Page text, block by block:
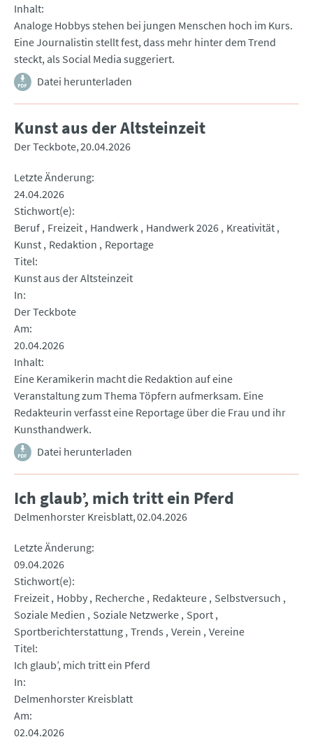
Inhalt
Analoge Hobbys stehen bei jungen Menschen hoch im Kurs.
Eine Journalistin stellt fest, dass mehr hinter dem Trend
steckt, als Social Media suggeriert.
Datei herunterladen
Kunst aus der Altsteinzeit
Der Teckbote 20.04.2026
Letzte Änderung
24.04.2026
Stichwort(e)
Beruf Freizeit Handwerk Handwerk 2026 Kreativität
Kunst Redaktion
Reportage
Titel
Kunst aus der Altsteinzeit
In
Der Teckbote
Am
20.04.2026
Inhalt
Eine Keramikerin macht die Redaktion auf eine
Veranstaltung zum Thema Töpfern aufmerksam. Eine
Redakteurin verfasst eine Reportage über die Frau und ihr
Kunsthandwerk.
Datei herunterladen
Ich glaub’, mich tritt ein Pferd
Delmenhorster Kreisblatt 02.04.2026
Letzte Änderung
09.04.2026
Stichwort(e)
Freizeit Hobby Recherche Redakteure Selbstversuch
Soziale Medien
Soziale Netzwerke Sport
Sportberichterstattung Trends Verein Vereine
Titel
Ich glaub’, mich tritt ein Pferd
In
Delmenhorster Kreisblatt
Am
02.04.2026